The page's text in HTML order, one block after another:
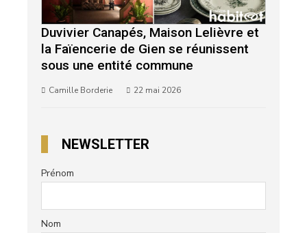
Duvivier Canapés, Maison Lelièvre et
la Faïencerie de Gien se réunissent
sous une entité commune
Camille Borderie 22 mai 2026
NEWSLETTER
Prénom
Nom